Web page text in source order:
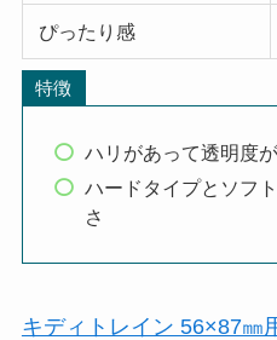
ぴったり感
特徴
ハリがあって透明度
ハードタイプとソフ
さ
キディトレイン 56×87㎜